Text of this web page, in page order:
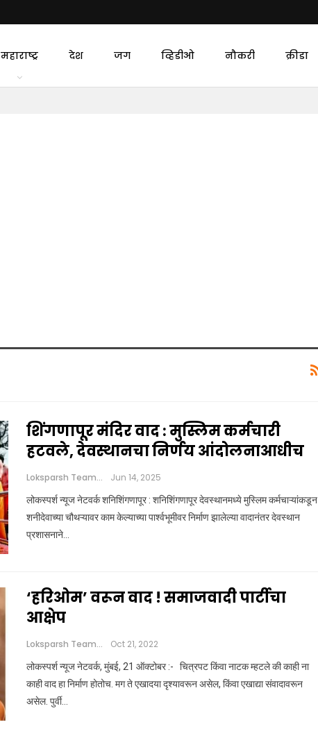
महाराष्ट्र देश जग व्हिडीओ नौकरी क्रीडा
शिंगणापूर मंदिर वाद : मुस्लिम कर्मचारी
हटवले, देवस्थानचा निर्णय आंदोलनाआधीच
Loksparsh Team Jun 14, 2025
लोकस्पर्श न्यूज नेटवर्क शनिशिंगणापूर : शनिशिंगणापूर देवस्थानमध्ये मुस्लिम कर्मचाऱ्यांकडून
शनीदेवाच्या चौथऱ्यावर काम केल्याच्या पार्श्वभूमीवर निर्माण झालेल्या वादानंतर देवस्थान
प्रशासनाने…
‘हरिओम’ वरून वाद ! समाजवादी पार्टीचा
आक्षेप
Loksparsh Team Oct 21, 2022
लोकस्पर्श न्यूज नेटवर्क, मुंबई, 21 ऑक्टोबर :- चित्रपट किंवा नाटक म्हटले की काही ना
काही वाद हा निर्माण होतोच. मग ते एखादया दृश्यावरून असेल, किंवा एखाद्या संवादावरून
असेल. पुर्वी…